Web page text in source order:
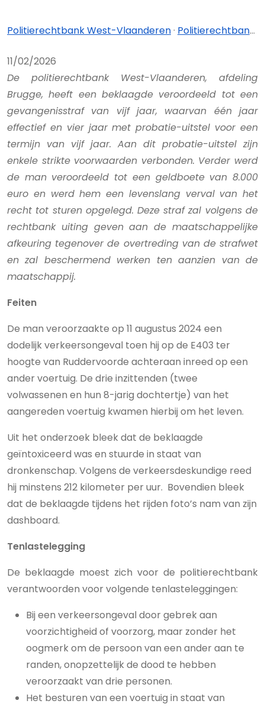
Politierechtbank West-Vlaanderen· Politierechtbank West-Vlaanderen - afdeling Brugge
11/02/2026
De politierechtbank West-Vlaanderen, afdeling
Brugge, heeft een beklaagde veroordeeld tot een
gevangenisstraf van vijf jaar, waarvan één jaar
effectief en vier jaar met probatie-uitstel voor een
termijn van vijf jaar. Aan dit probatie-uitstel zijn
enkele strikte voorwaarden verbonden. Verder werd
de man veroordeeld tot een geldboete van 8.000
euro en werd hem een levenslang verval van het
recht tot sturen opgelegd. Deze straf zal volgens de
rechtbank uiting geven aan de maatschappelijke
afkeuring tegenover de overtreding van de strafwet
en zal beschermend werken ten aanzien van de
maatschappij.
Feiten
De man veroorzaakte op 11 augustus 2024 een
dodelijk verkeersongeval toen hij op de E403 ter
hoogte van Ruddervoorde achteraan inreed op een
ander voertuig. De drie inzittenden (twee
volwassenen en hun 8-jarig dochtertje) van het
aangereden voertuig kwamen hierbij om het leven.
Uit het onderzoek bleek dat de beklaagde
geïntoxiceerd was en stuurde in staat van
dronkenschap. Volgens de verkeersdeskundige reed
hij minstens 212 kilometer per uur. Bovendien bleek
dat de beklaagde tijdens het rijden foto’s nam van zijn
dashboard.
Tenlastelegging
De beklaagde moest zich voor de politierechtbank
verantwoorden voor volgende tenlasteleggingen:
Bij een verkeersongeval door gebrek aan
voorzichtigheid of voorzorg, maar zonder het
oogmerk om de persoon van een ander aan te
randen, onopzettelijk de dood te hebben
veroorzaakt van drie personen.
Het besturen van een voertuig in staat van